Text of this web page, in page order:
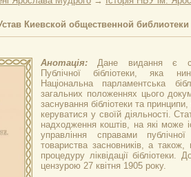
Киевской общественной библиотеки
Анотація:Дане видання є
Публічної бібліотеки, яка
Національна парламентська
загальних положеннях цього
заснування бібліотеки та
керуватися у своїй діяльності.
надходження коштів, на які може
управління справами
товариства засновників, а також,
процедуру ліквідації бібліотеки.
цензурою 27 квітня 1905 року.